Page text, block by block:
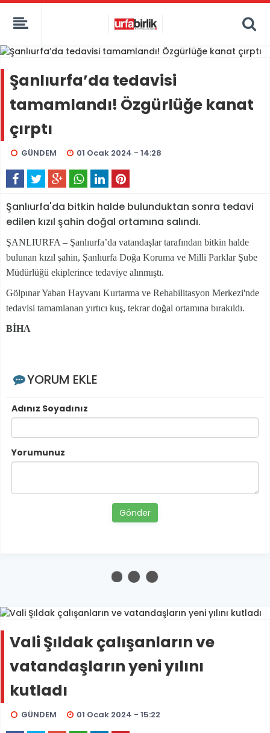
Şanlıurfa’da tedavisi
tamamlandı! Özgürlüğe kanat
çırptı
GÜNDEM 01 Ocak 2024 - 14:28
Şanlıurfa'da bitkin halde bulunduktan sonra tedavi
edilen kızıl şahin doğal ortamına salındı.
ŞANLIURFA – Şanlıurfa’da vatandaşlar tarafından bitkin halde
bulunan kızıl şahin, Şanlıurfa Doğa Koruma ve Milli Parklar Şube
Müdürlüğü ekiplerince tedaviye alınmıştı.
Gölpınar Yaban Hayvanı Kurtarma ve Rehabilitasyon Merkezi'nde
tedavisi tamamlanan yırtıcı kuş, tekrar doğal ortamına bırakıldı.
BİHA
YORUM EKLE
Adınız Soyadınız
Yorumunuz
Gönder
Vali Şıldak çalışanların ve
vatandaşların yeni yılını
kutladı
GÜNDEM 01 Ocak 2024 - 15:22